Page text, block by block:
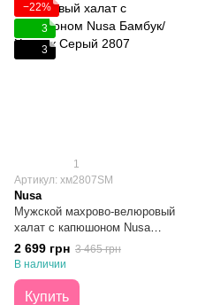
−22%
3
3
1
Артикул: хм2807SM
Nusa
Мужской махрово-велюровый
халат с капюшоном Nusa
Бамбук/Хлопок Серый M
2 699 грн 3 465 грн
В наличии
Купить